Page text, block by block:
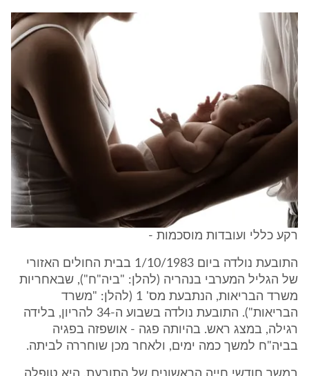
רקע כללי ועובדות מוסכמות -
התובעת נולדה ביום 1/10/1983 בבית החולים האזורי
של הגליל המערבי בנהריה (להלן: "ביה"ח"), שבאחריות
משרד הבריאות, הנתבעת מס' 1 (להלן: "משרד
הבריאות"). התובעת נולדה בשבוע ה-34 להריון, בלידה
רגילה, במצג ראש. בהיותה פגה - אושפזה בפגיה
בביה"ח למשך כמה ימים, ולאחר מכן שוחררה לביתה.